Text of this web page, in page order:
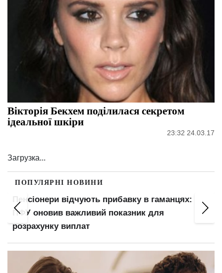
Вікторія Бекхем поділилася секретом
ідеальної шкіри
23:32 24.03.17
Загрузка...
ПОПУЛЯРНІ НОВИНИ
Пенсіонери відчують прибавку в гаманцях:
ПФУ оновив важливий показник для
розрахунку виплат